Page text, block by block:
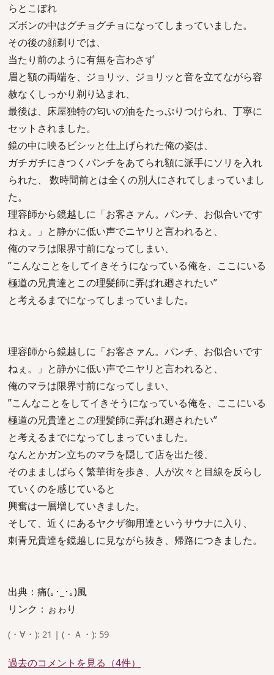
らとこぼれ
ズボンの中はグチョグチョになってしまっていました。
その後の顔剃りでは、
当たり前のように有無を言わさず
眉と額の両端を、ジョリッ、ジョリッと音を立てながら容
赦なくしっかり剃り込まれ、
最後は、床屋独特の匂いの油をたっぷりつけられ、丁寧に
セットされました。
鏡の中に映るビシッと仕上げられた俺の姿は、
ガチガチにきつくパンチをあてられ額に派手にソリを入れ
られた、 数時間前とは全くの別人にされてしまっていまし
た。
理容師から鏡越しに「お客さァん。パンチ、お似合いです
ねぇ。」と静かに低い声でニヤリと言われると、
俺のマラは限界寸前になってしまい、
”こんなことをしてイきそうになっている俺を、ここにいる
極道の兄貴達とこの理髪師に弄ばれ廻されたい”
と考えるまでになってしまっていました。
理容師から鏡越しに「お客さァん。パンチ、お似合いです
ねぇ。」と静かに低い声でニヤリと言われると、
俺のマラは限界寸前になってしまい、
”こんなことをしてイきそうになっている俺を、ここにいる
極道の兄貴達とこの理髪師に弄ばれ廻されたい”
と考えるまでになってしまっていました。
なんとかガン立ちのマラを隠して店を出た後、
そのまましばらく繁華街を歩き、人が次々と目線を反らし
ていくのを感じていると
興奮は一層増していきました。
そして、近くにあるヤクザ御用達というサウナに入り、
刺青兄貴達を鏡越しに見ながら抜き、帰路につきました。
出典：痛(｡･_･｡)風
リンク：ぉゎり
(・∀・): 21 | (・Ａ・): 59
過去のコメントを見る（4件）